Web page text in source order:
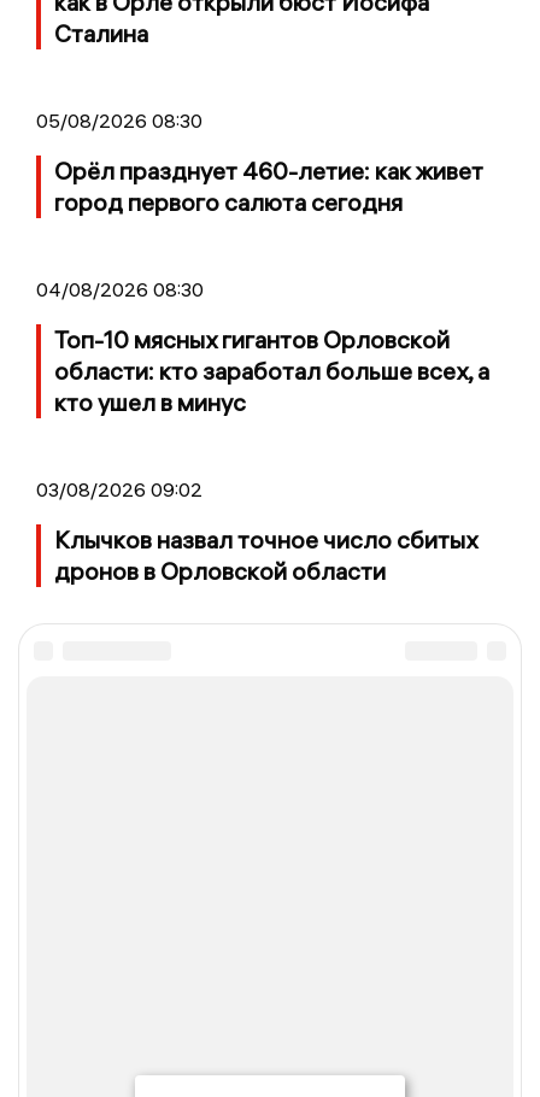
Сталина
05/08/2026 08:30
Орёл празднует 460-летие: как живет
город первого салюта сегодня
04/08/2026 08:30
Топ-10 мясных гигантов Орловской
области: кто заработал больше всех, а
кто ушел в минус
03/08/2026 09:02
Клычков назвал точное число сбитых
дронов в Орловской области